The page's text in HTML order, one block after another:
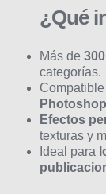
¿Qué
Más de
categorías.
Photoshop
Efectos
texturas y
Ideal para